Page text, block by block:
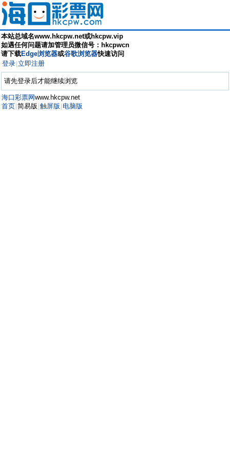
本站总域名www.hkcpw.net或hkcpw.vip
如遇任何问题请加管理员微信号：hkcpwcn
请下载Edge浏览器或谷歌浏览器快速访问
登录 立即注册
请先登录后才能继续浏览
海口彩票网www.hkcpw.net
首页 简易版 触屏版 电脑版